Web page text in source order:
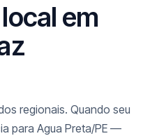
em
regionais. Quando seu
para Agua Preta/PE —